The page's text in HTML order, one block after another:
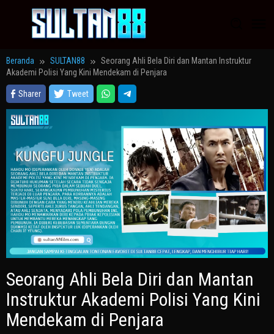
Beranda SULTAN88
Seorang Ahli Bela Diri dan Mantan Instruktur
Akademi Polisi Yang Kini Mendekam di Penjara
Sharer Tweet
Seorang Ahli Bela Diri dan Mantan
Instruktur Akademi Polisi Yang Kini
Mendekam di Penjara